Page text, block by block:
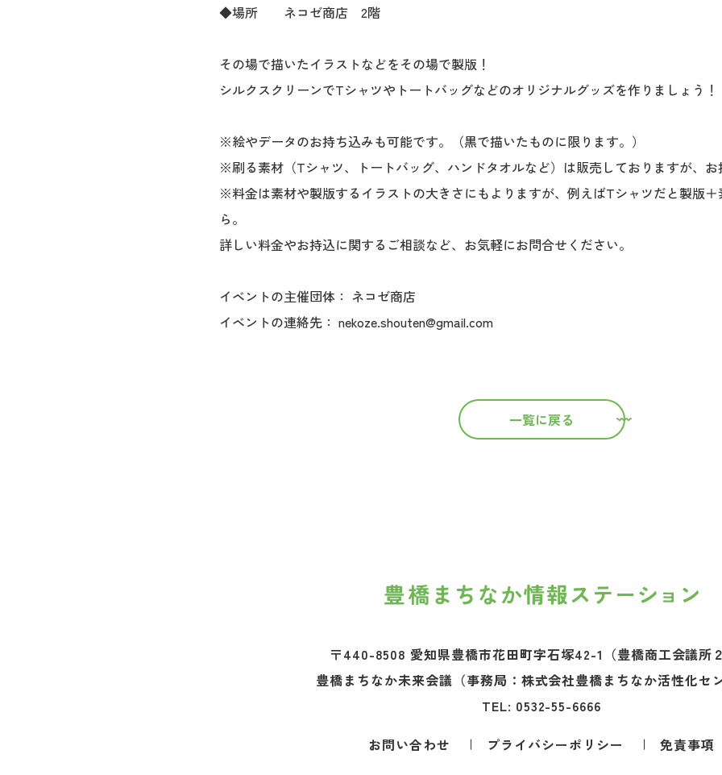
◆場所 ネコゼ商店 2階
その場で描いたイラストなどをその場で製版！
シルクスクリーンでTシャツやトートバッグなどのオリジナルグッズを作りましょう！
※絵やデータのお持ち込みも可能です。（黒で描いたものに限ります。）
※刷る素材（Tシャツ、トートバッグ、ハンドタオルなど）は販売しておりますが、お
※料金は素材や製版するイラストの大きさにもよりますが、例えばTシャツだと製版
ら。
詳しい料金やお持込に関するご相談など、お気軽にお問合せください。
イベントの主催団体： ネコゼ商店
イベントの連絡先： nekoze.shouten@gmail.com
一覧に戻る
〒440-8508 愛知県豊橋市花田町字石塚42-1 （豊橋商工会議所
豊橋まちなか未来会議 （事務局：株式会社豊橋まちなか活性化セ
TEL: 0532-55-6666
お問い合わせ
プライバシーポリシー 免責事項